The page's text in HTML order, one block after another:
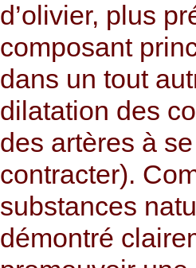
d’olivier, plus
composant
dans un tout
dilatation des
des artères à
contracter).
substances
démontré